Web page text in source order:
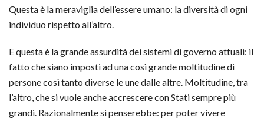
Questa è la meraviglia dell’essere umano: la diversità di ogni
individuo rispetto all’altro.
E questa è la grande assurdità dei sistemi di governo attuali: il
fatto che siano imposti ad una così grande moltitudine di
persone così tanto diverse le une dalle altre. Moltitudine, tra
l’altro, che si vuole anche accrescere con Stati sempre più
grandi. Razionalmente si penserebbe: per poter vivere